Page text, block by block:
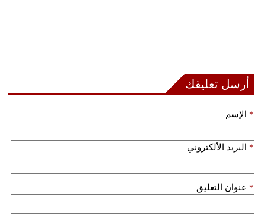
أرسل تعليقك
الإسم *
البريد الألكتروني *
عنوان التعليق *